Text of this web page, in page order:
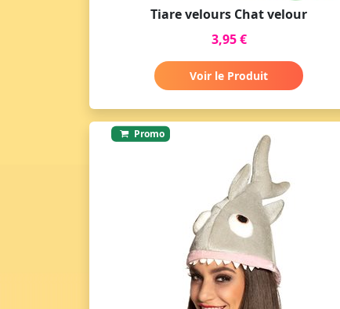
Tiare velours Chat velour
3,95 €
Voir le Produit
Promo